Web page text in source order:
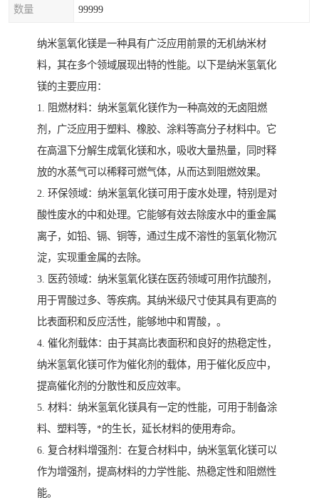
数量 99999
纳米氢氧化镁是一种具有广泛应用前景的无机纳米材
料，其在多个领域展现出特的性能。以下是纳米氢氧化
镁的主要应用：
1. 阻燃材料：纳米氢氧化镁作为一种高效的无卤阻燃
剂，广泛应用于塑料、橡胶、涂料等高分子材料中。它
在高温下分解生成氧化镁和水，吸收大量热量，同时释
放的水蒸气可以稀释可燃气体，从而达到阻燃效果。
2. 环保领域：纳米氢氧化镁可用于废水处理，特别是对
酸性废水的中和处理。它能够有效去除废水中的重金属
离子，如铅、镉、铜等，通过生成不溶性的氢氧化物沉
淀，实现重金属的去除。
3. 医药领域：纳米氢氧化镁在医药领域可用作抗酸剂，
用于胃酸过多、等疾病。其纳米级尺寸使其具有更高的
比表面积和反应活性，能够地中和胃酸，。
4. 催化剂载体：由于其高比表面积和良好的热稳定性，
纳米氢氧化镁可作为催化剂的载体，用于催化反应中，
提高催化剂的分散性和反应效率。
5. 材料：纳米氢氧化镁具有一定的性能，可用于制备涂
料、塑料等，*的生长，延长材料的使用寿命。
6. 复合材料增强剂：在复合材料中，纳米氢氧化镁可以
作为增强剂，提高材料的力学性能、热稳定性和阻燃性
能。